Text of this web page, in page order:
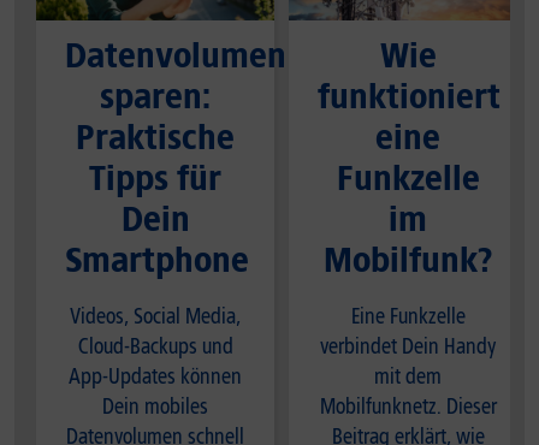
Datenvolumen
sparen:
Praktische
Tipps für
Dein
Smartphone
Videos, Social Media,
Cloud-Backups und
App-Updates können
Dein mobiles
Datenvolumen schnell
Wie
funktioniert
eine
Funkzelle
im
Mobilfunk?
Eine Funkzelle
verbindet Dein Handy
mit dem
Mobilfunknetz. Dieser
Beitrag erklärt, wie